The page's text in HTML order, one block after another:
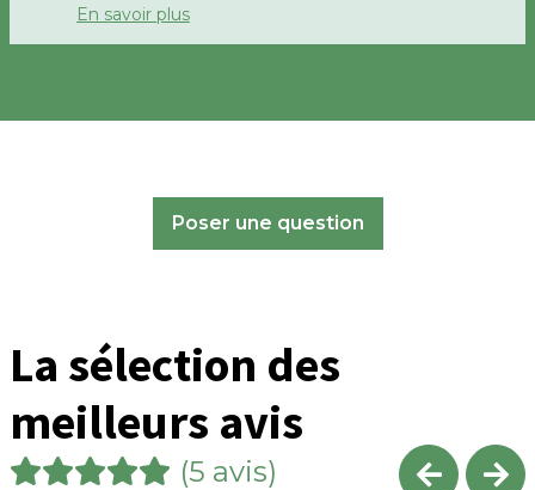
En savoir plus
Poser une question
La sélection des
meilleurs avis
(5 avis)